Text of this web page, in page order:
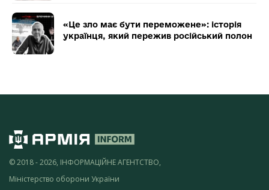
«Це зло має бути переможене»: історія
українця, який пережив російський полон
© 2018 - 2026, ІНФОРМАЦІЙНЕ АГЕНТСТВО,
Міністерство оборони України